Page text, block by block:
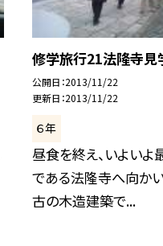
修学旅行21法隆寺見
公開日 2013/11/22
更新日 2013/11/22
６年
昼食を終え、いよい
である法隆寺へ向か
古の木造建築で...